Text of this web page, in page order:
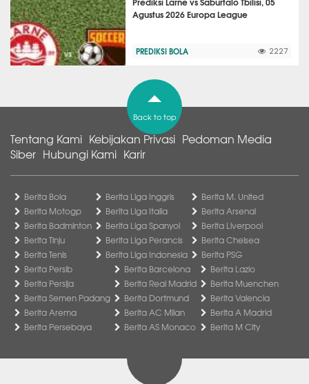
Agustus 2026 Europa League
PREDIKSI BOLA 2227
Back to top
Tentang Kami Kebijakan Privasi Pedoman Media
Siber Hubungi Kami Karir
Berita Bola
Berita Motogp
Berita Badminton
Berita Tinju
Berita Tenis
Berita Liga Inggris
Berita Liga Italia
Berita Liga Spanyol
Berita Liga Perancis
Berita Liga Indonesia
Berita M. United
Berita Arsenal
Berita Liverpool
Berita Chelsea
Berita PSG
Berita Persib
Berita Persija
Berita Semen Padang
Berita Arema
Berita Persebaya
Berita Barcelona
Berita Real Madrid
Berita Dortmund
Berita AC Milan
Berita AS Monaco
Berita Lazio
Berita Muenchen
Berita Valencia
Berita A Madrid
Berita M City